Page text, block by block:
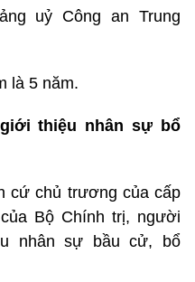
uỷ Công an Trung
là 5 năm.
thiệu nhân sự bổ
cứ chủ trương của cấp
Bộ Chính trị, người
nhân sự bầu cử, bổ